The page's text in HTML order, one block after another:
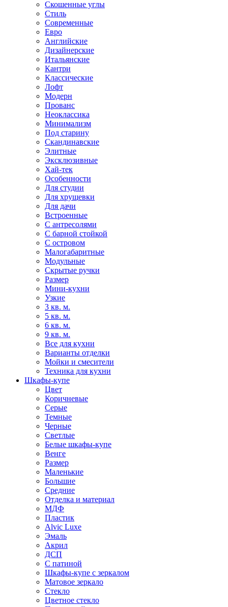
Скошенные углы
Стиль
Современные
Евро
Английские
Дизайнерские
Итальянские
Кантри
Классические
Лофт
Модерн
Прованс
Неоклассика
Минимализм
Под старину
Скандинавские
Элитные
Эксклюзивные
Хай-тек
Особенности
Для студии
Для хрущевки
Для дачи
Встроенные
С антресолями
С барной стойкой
С островом
Малогабаритные
Модульные
Скрытые ручки
Размер
Мини-кухни
Узкие
3 кв. м.
5 кв. м.
6 кв. м.
9 кв. м.
Все для кухни
Варианты отделки
Мойки и смесители
Техника для кухни
Шкафы-купе
Цвет
Коричневые
Серые
Темные
Черные
Светлые
Белые шкафы-купе
Венге
Размер
Маленькие
Большие
Средние
Отделка и материал
МДФ
Пластик
Alvic Luxe
Эмаль
Акрил
ДСП
С патиной
Шкафы-купе с зеркалом
Матовое зеркало
Стекло
Цветное стекло